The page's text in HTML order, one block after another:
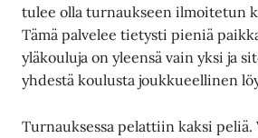
tulee olla turnaukseen ilmoitetun
Tämä palvelee tietysti pieniä
yläkouluja on yleensä vain yksi ja
yhdestä koulusta joukkueellinen
Turnauksessa pelattiin kaksi peliä.